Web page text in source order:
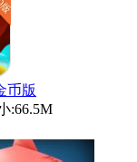
币版
:66.5M